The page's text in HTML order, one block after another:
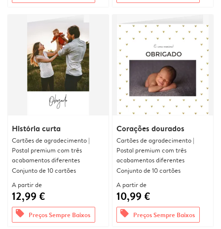
História curta
Cartões de agradecimento |
Postal premium com três
acabamentos diferentes
Conjunto de 10 cartões
A partir de
12,99 €
offers Preços Sempre Baixos
Corações dourados
Cartões de agradecimento |
Postal premium com três
acabamentos diferentes
Conjunto de 10 cartões
A partir de
10,99 €
offers Preços Sempre Baixos